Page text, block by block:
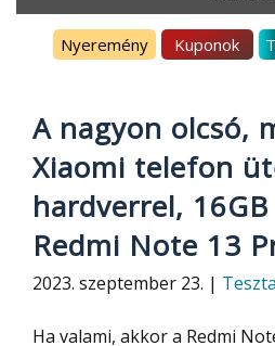
Nyeremény Kuponok
A nagyon olcsó,
Xiaomi telefon
hardverrel,
Redmi Note 13
2023. szeptember 23. |
Ha valami, akkor a Redmi